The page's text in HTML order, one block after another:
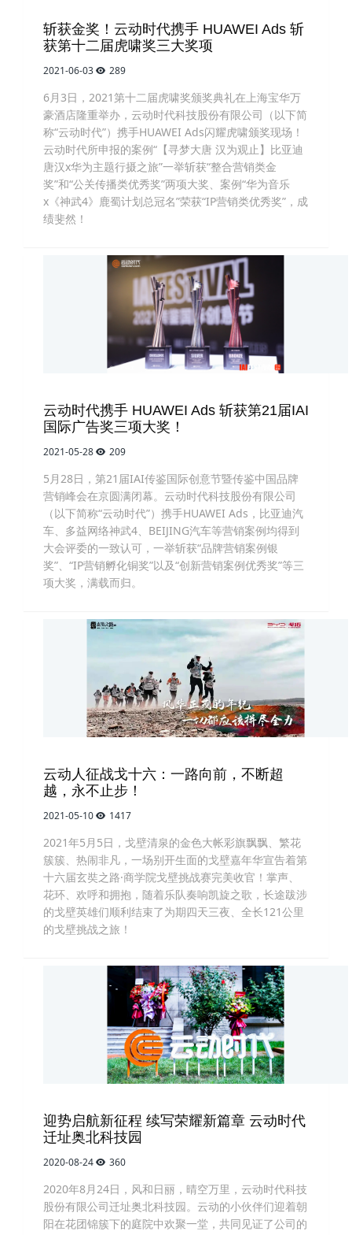
斩获金奖！云动时代携手 HUAWEI Ads 斩
获第十二届虎啸奖三大奖项
2021-06-03 289
6月3日，2021第十二届虎啸奖颁奖典礼在上海宝华万
豪酒店隆重举办，云动时代科技股份有限公司（以下简
称“云动时代”）携手HUAWEI Ads闪耀虎啸颁奖现场！
云动时代所申报的案例“【寻梦大唐 汉为观止】比亚迪
唐汉x华为主题行摄之旅”一举斩获“整合营销类金
奖”和“公关传播类优秀奖”两项大奖、案例“华为音乐
x《神武4》鹿蜀计划总冠名”荣获“IP营销类优秀奖”，成
绩斐然！
云动时代携手 HUAWEI Ads 斩获第21届IAI
国际广告奖三项大奖！
2021-05-28 209
5月28日，第21届IAI传鉴国际创意节暨传鉴中国品牌
营销峰会在京圆满闭幕。云动时代科技股份有限公司
（以下简称“云动时代”）携手HUAWEI Ads，比亚迪汽
车、多益网络神武4、BEIJING汽车等营销案例均得到
大会评委的一致认可，一举斩获“品牌营销案例银
奖”、“IP营销孵化铜奖”以及“创新营销案例优秀奖”等三
项大奖，满载而归。
云动人征战戈十六：一路向前，不断超
越，永不止步！
2021-05-10 1417
2021年5月5日，戈壁清泉的金色大帐彩旗飘飘、繁花
簇簇、热闹非凡，一场别开生面的戈壁嘉年华宣告着第
十六届玄奘之路·商学院戈壁挑战赛完美收官！掌声、
花环、欢呼和拥抱，随着乐队奏响凯旋之歌，长途跋涉
的戈壁英雄们顺利结束了为期四天三夜、全长121公里
的戈壁挑战之旅！
迎势启航新征程 续写荣耀新篇章 云动时代
迁址奥北科技园
2020-08-24 360
2020年8月24日，风和日丽，晴空万里，云动时代科技
股份有限公司迁址奥北科技园。云动的小伙伴们迎着朝
阳在花团锦簇下的庭院中欢聚一堂，共同见证了公司的